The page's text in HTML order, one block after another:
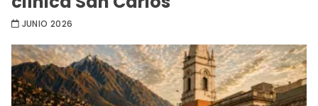
JUNIO 2026